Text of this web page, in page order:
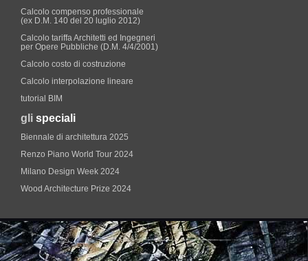
Calcolo compenso professionale
(ex D.M. 140 del 20 luglio 2012)
Calcolo tariffa Architetti ed Ingegneri
per Opere Pubbliche (D.M. 4/4/2001)
Calcolo costo di costruzione
Calcolo interpolazione lineare
tutorial BIM
gli speciali
Biennale di architettura 2025
Renzo Piano World Tour 2024
Milano Design Week 2024
Wood Architecture Prize 2024